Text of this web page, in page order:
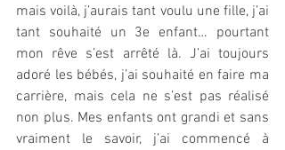
mais voilà, j’aurais tant voulu une fille, j’ai
tant souhaité un 3e enfant… pourtant
mon rêve s’est arrêté là. J’ai toujours
adoré les bébés, j’ai souhaité en faire ma
carrière, mais cela ne s’est pas réalisé
non plus. Mes enfants ont grandi et sans
vraiment le savoir, j’ai commencé à